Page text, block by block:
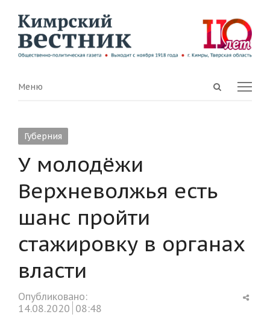
Open
Menu
Меню
Губерния
У молодёжи
Верхневолжья есть
шанс пройти
стажировку в органах
власти
Опубликовано:
14.08.2020 08:48